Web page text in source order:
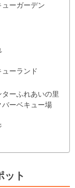
ューガーデン
ューランド
ターふれあいの里
バーベキュー場
ット